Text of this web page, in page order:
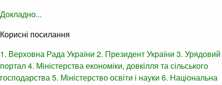
Докладно...
Корисні посилання
1. Верховна Рада України 2. Президент України 3. Урядовий
портал4. Міністерства економіки, довкілля та сільського
господарства5. Міністерство освіти і науки 6. Національна